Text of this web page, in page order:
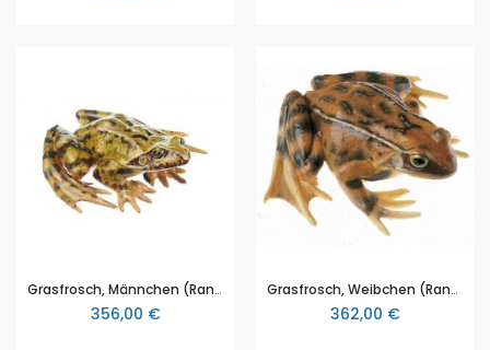
Grasfrosch, Männchen (Rana temporaria), von SOMSO® (ZoS 1017), in natürlicher Größe, aus SOMSO-Plast®
356,00 €
Grasfrosch, Weibchen (Rana temporaria), von SOMSO® (ZoS 1018), in natürlicher Größe, aus SOMSO-Plast®
362,00 €